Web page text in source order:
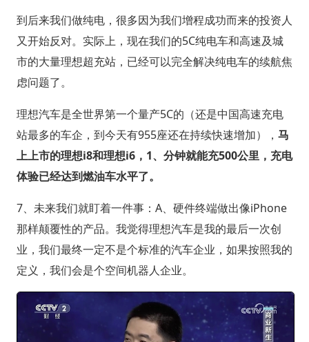
到后来我们做纯电，很多因为我们增程成功而来的投资人
又开始反对。实际上，现在我们的5C纯电车和高速及城
市的大量理想超充站，已经可以完全解决纯电车的续航焦
虑问题了。
理想汽车是全世界第一个量产5C的（还是中国高速充电
站最多的车企，到今天有955座还在持续快速增加）， 马
上上市的理想i8和理想i6，1、分钟就能充500公里，充电
体验已经达到燃油车水平了。
7、未来我们就盯着一件事：A、硬件终端做出像iPhone
那样颠覆性的产品。我觉得理想汽车是我的最后一次创
业，我们最终一定不是个标准的汽车企业，如果按照我的
定义，我们会是个空间机器人企业。